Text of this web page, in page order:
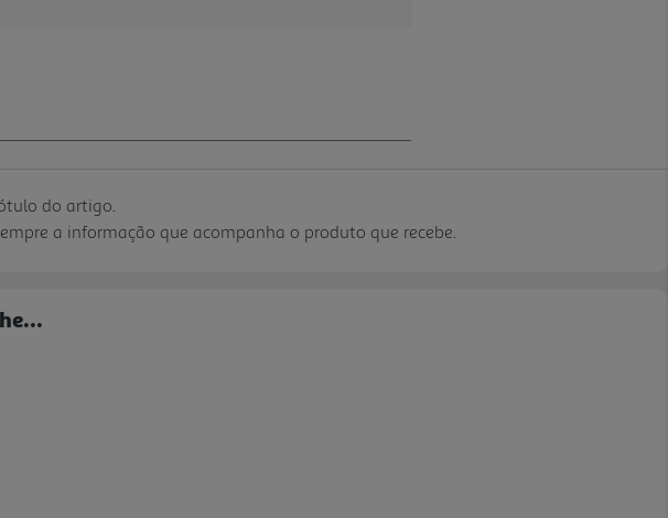
do artigo.
a informação que acompanha o produto que recebe.